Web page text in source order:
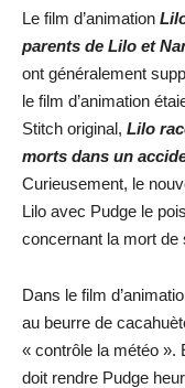
Le film d’animation
parents de Lilo et
ont généralement
le film d’animation
Stitch original, Lilo
morts dans un
Curieusement, le
Lilo avec Pudge le
concernant la mort de
Dans le film
au beurre de
« contrôle la météo ».
doit rendre Pudge